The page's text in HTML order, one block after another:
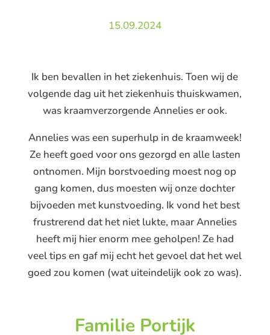
15.09.2024
Ik ben bevallen in het ziekenhuis. Toen wij de
volgende dag uit het ziekenhuis thuiskwamen,
was kraamverzorgende Annelies er ook.
Annelies was een superhulp in de kraamweek!
Ze heeft goed voor ons gezorgd en alle lasten
ontnomen. Mijn borstvoeding moest nog op
gang komen, dus moesten wij onze dochter
bijvoeden met kunstvoeding. Ik vond het best
frustrerend dat het niet lukte, maar Annelies
heeft mij hier enorm mee geholpen! Ze had
veel tips en gaf mij echt het gevoel dat het wel
goed zou komen (wat uiteindelijk ook zo was).
Familie Portijk